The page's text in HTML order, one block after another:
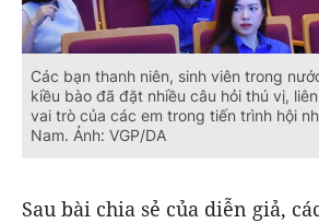
Các bạn thanh niên, sinh viên trong
kiều bào đã đặt nhiều câu hỏi thú vị,
vai trò của các em trong tiến trình hội
Nam. Ảnh: VGP/DA
Sau bài chia sẻ của diễn giả,